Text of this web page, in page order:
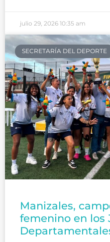
julio 29, 2026 10:35 am
SECRETARÍA DEL DEPORTE
Manizales,
femenino en los